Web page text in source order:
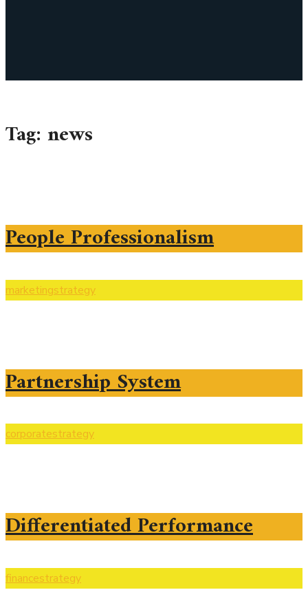
Tag: news
People Professionalism
marketingstrategy
Partnership System
corporatestrategy
Differentiated Performance
financestrategy